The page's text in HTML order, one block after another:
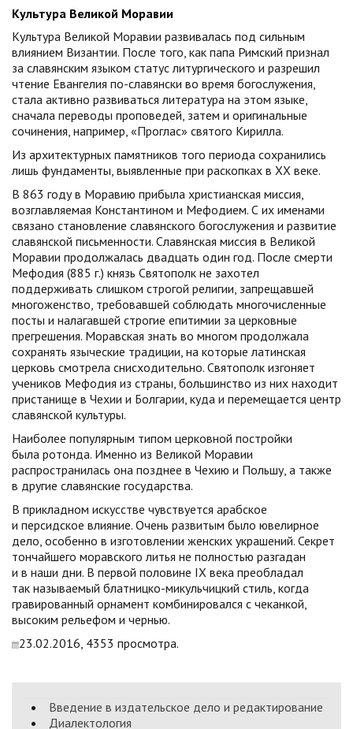
Культура Великой Моравии
Культура Великой Моравии развивалась под сильным
влиянием Византии. После того, как папа Римский признал
за славянским языком статус литургического и разрешил
чтение Евангелия по-славянски во время богослужения,
стала активно развиваться литература на этом языке,
сначала переводы проповедей, затем и оригинальные
сочинения, например, «Проглас» святого Кирилла.
Из архитектурных памятников того периода сохранились
лишь фундаменты, выявленные при раскопках в XX веке.
В 863 году в Моравию прибыла христианская миссия,
возглавляемая Константином и Мефодием. С их именами
связано становление славянского богослужения и развитие
славянской письменности. Славянская миссия в Великой
Моравии продолжалась двадцать один год. После смерти
Мефодия (885 г.) князь Святополк не захотел
поддерживать слишком строгой религии, запрещавшей
многоженство, требовавшей соблюдать многочисленные
посты и налагавшей строгие епитимии за церковные
прегрешения. Моравская знать во многом продолжала
сохранять языческие традиции, на которые латинская
церковь смотрела снисходительно. Святополк изгоняет
учеников Мефодия из страны, большинство из них находит
пристанище в Чехии и Болгарии, куда и перемещается центр
славянской культуры.
Наиболее популярным типом церковной постройки
была ротонда. Именно из Великой Моравии
распространилась она позднее в Чехию и Польшу, а также
в другие славянские государства.
В прикладном искусстве чувствуется арабское
и персидское влияние. Очень развитым было ювелирное
дело, особенно в изготовлении женских украшений. Секрет
тончайшего моравского литья не полностью разгадан
и в наши дни. В первой половине IX века преобладал
так называемый блатницко-микульчицкий стиль, когда
гравированный орнамент комбинировался с чеканкой,
высоким рельефом и чернью.
23.02.2016, 4353 просмотра.
Введение в издательское дело и редактирование
Диалектология